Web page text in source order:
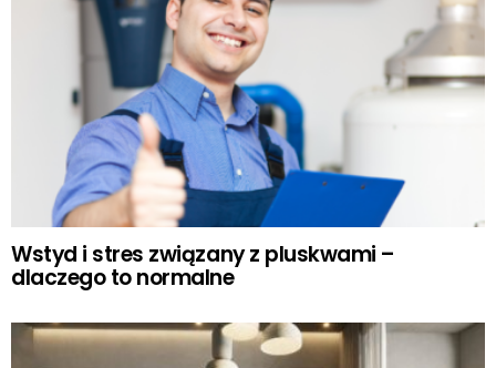
Wstyd i stres związany z pluskwami –
dlaczego to normalne